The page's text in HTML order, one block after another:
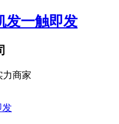
发一触即发
力商家
发